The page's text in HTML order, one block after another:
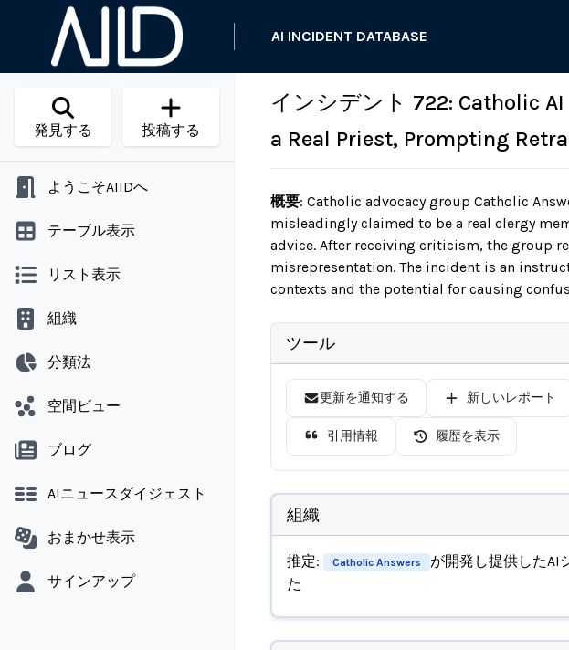
AI INCIDENT DATABASE
発見する 投稿する
ようこそAIIDへ
テーブル表示
リスト表示
組織
分類法
空間ビュー
ブログ
AIニュースダイジェスト
おまかせ表示
サインアップ
インシデント 722: Catholic
a Real Priest, Prompting
概要: Catholic advocacy group Catholic
misleadingly claimed to be a real clergy
advice. After receiving criticism, the group
misrepresentation. The incident is an
contexts and the potential for causing
ツール
更新を通知する 新しいレポート
引用情報 履歴を表示
組織
推定: Catholic Answers が開発し提供したAI
た